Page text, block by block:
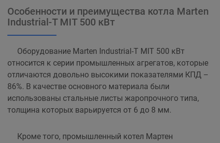
Особенности и преимущества котла Marten
Industrial-T MIT 500 кВт
Оборудование Marten Industrial-T MIT 500 кВт
относится к серии промышленных агрегатов, которые
отличаются довольно высокими показателями КПД –
86%. В качестве основного материала были
использованы стальные листы жаропрочного типа,
толщина которых варьируется от 6 до 8 мм.
Кроме того, промышленный котел Мартен